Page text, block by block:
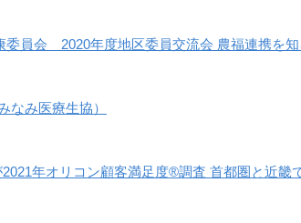
員会 2020年度地区委員交流会 農福連携を知
なみ医療生協）
年オリコン顧客満足度®調査 首都圏と近畿